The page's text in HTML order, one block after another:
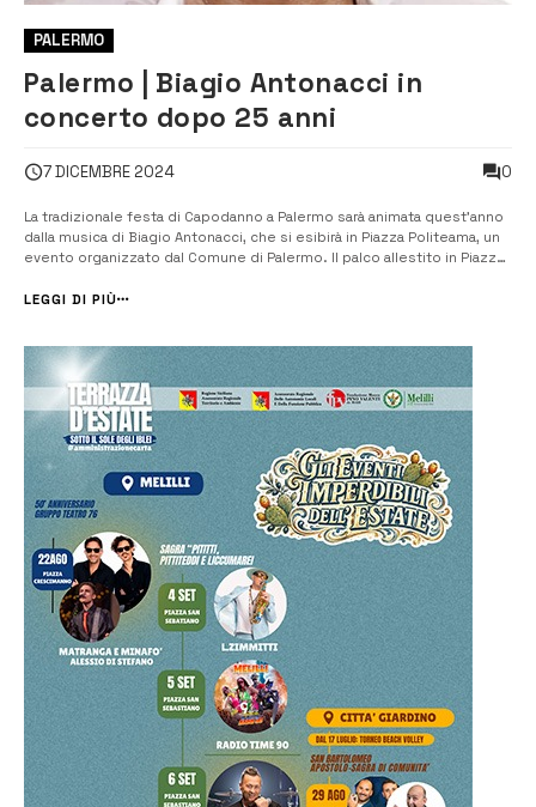
PALERMO
Palermo | Biagio Antonacci in
concerto dopo 25 anni
7 DICEMBRE 2024 0
La tradizionale festa di Capodanno a Palermo sarà animata quest’anno
dalla musica di Biagio Antonacci, che si esibirà in Piazza Politeama, un
evento organizzato dal Comune di Palermo. Il palco allestito in Piazza
Palermo dopo ben 25 anni di assenza. Un’esibizione che promette ...
LEGGI DI PIÙ